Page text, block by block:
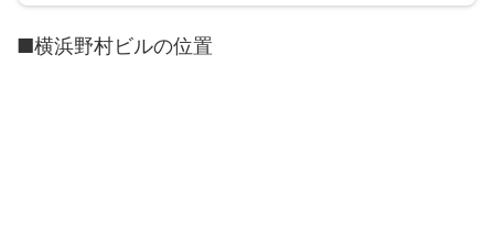
■横浜野村ビルの位置